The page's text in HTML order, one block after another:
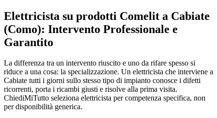
Elettricista su prodotti Comelit a Cabiate
(Como): Intervento Professionale e
Garantito
La differenza tra un intervento riuscito e uno da rifare spesso si
riduce a una cosa: la specializzazione. Un elettricista che interviene a
Cabiate tutti i giorni sullo stesso tipo di impianto conosce i difetti
ricorrenti, porta i ricambi giusti e risolve alla prima visita.
ChiediMiTutto seleziona elettricista per competenza specifica, non
per disponibilità generica.